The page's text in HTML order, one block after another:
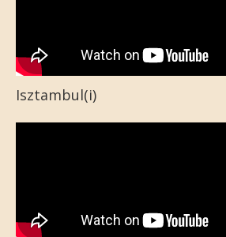
Isztambul(i)